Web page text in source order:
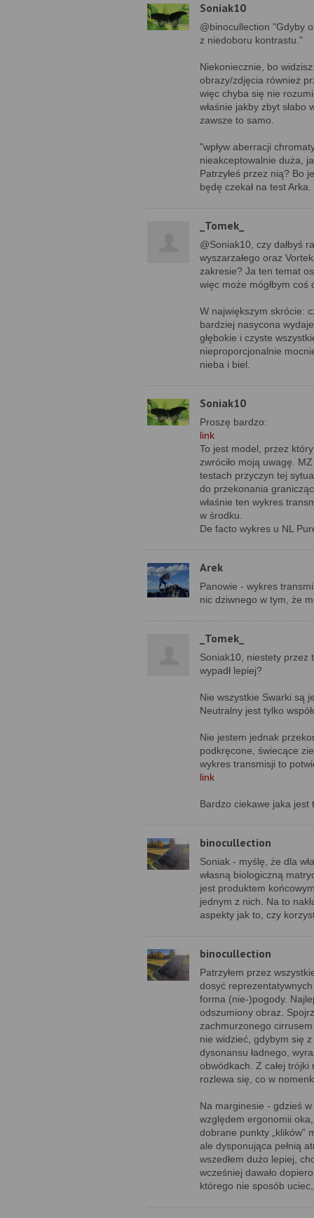
Soniak10
@binocullection "Gdyby
z niedoboru kontrastu."
Niekoniecznie, bo
obrazy/zdjęcia również
więc chyba się nie
właśnie jakby zbyt
zawsze to samo.
"wpływ aberracji
nieakceptowalnie duża,
Patrzyłeś przez nią? Bo
będę czekał na test Arka.
_Tomek_
@Soniak10, czy dałbyś
wyszarzałego oraz
zakresie? Ja ten temat
więc może mógłbym coś
W największym skrócie:
bardziej nasycona
głębokie i czyste
nieproporcjonalnie
nieba i biel.
Soniak10
Proszę bardzo:
link
To jest model, przez
zwróciło moją uwagę.
testach przyczyn tej
do przekonania
właśnie ten wykres
w środku.
De facto wykres u NL
Arek
Panowie - wykres
nic dziwnego w tym, że
_Tomek_
Soniak10, niestety przez
wypadł lepiej?
Nie wszystkie Swarki są
Neutralny jest tylko
Nie jestem jednak
podkręcone, świecące
wykres transmisji to
link
Bardzo ciekawe jaka jest
binocullection
Soniak - myślę, że dla
własną biologiczną
jest produktem
jednym z nich. Na to
aspekty jak to, czy
binocullection
Patrzyłem przez
dosyć
forma (nie-)pogody.
odszumiony obraz.
zachmurzonego
nie widzieć, gdybym się
dysonansu ładnego,
obwódkach. Z całej
rozlewa się, co w
Na marginesie - gdzieś
względem ergonomii
dobrane punkty „klików”
ale dysponująca pełnią
wszedłem dużo lepiej,
wcześniej dawało
którego nie sposób